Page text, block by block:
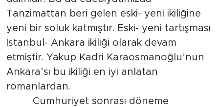
Tanzimattan beri gelen eski- yeni ikiliğine
yeni bir soluk katmıştır. Eski- yeni tartışması
İstanbul- Ankara ikiliği olarak devam
etmiştir. Yakup Kadri Karaosmanoğlu’nun
Ankara’sı bu ikiliği en iyi anlatan
romanlardan.
Cumhuriyet sonrası döneme